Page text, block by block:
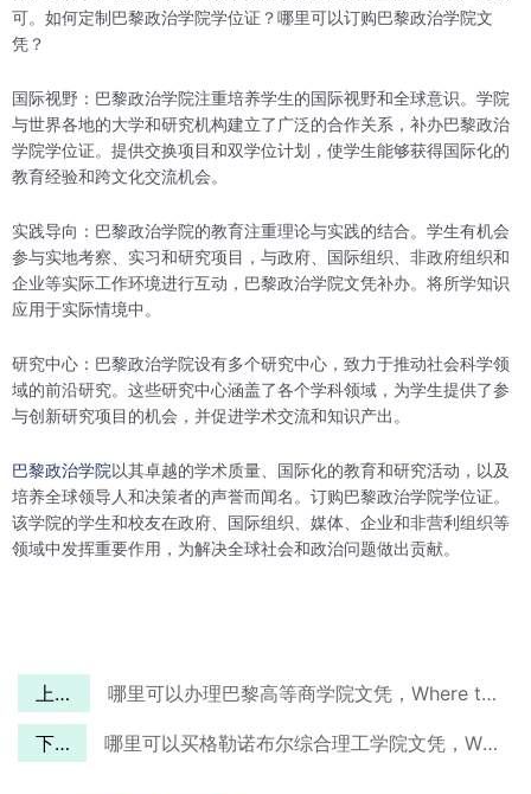
可。如何定制巴黎政治学院学位证？哪里可以订购巴黎政治学院文
凭？
国际视野：巴黎政治学院注重培养学生的国际视野和全球意识。学院
与世界各地的大学和研究机构建立了广泛的合作关系，补办巴黎政治
学院学位证。提供交换项目和双学位计划，使学生能够获得国际化的
教育经验和跨文化交流机会。
实践导向：巴黎政治学院的教育注重理论与实践的结合。学生有机会
参与实地考察、实习和研究项目，与政府、国际组织、非政府组织和
企业等实际工作环境进行互动，巴黎政治学院文凭补办。将所学知识
应用于实际情境中。
研究中心：巴黎政治学院设有多个研究中心，致力于推动社会科学领
域的前沿研究。这些研究中心涵盖了各个学科领域，为学生提供了参
与创新研究项目的机会，并促进学术交流和知识产出。
巴黎政治学院以其卓越的学术质量、国际化的教育和研究活动，以及
培养全球领导人和决策者的声誉而闻名。订购巴黎政治学院学位证。
该学院的学生和校友在政府、国际组织、媒体、企业和非营利组织等
领域中发挥重要作用，为解决全球社会和政治问题做出贡献。
上一篇 哪里可以办理巴黎高等商学院文凭，Where to buy HEC Paris diploma?
下一篇 哪里可以买格勒诺布尔综合理工学院文凭，Where to buy Grenoble INP diploma?